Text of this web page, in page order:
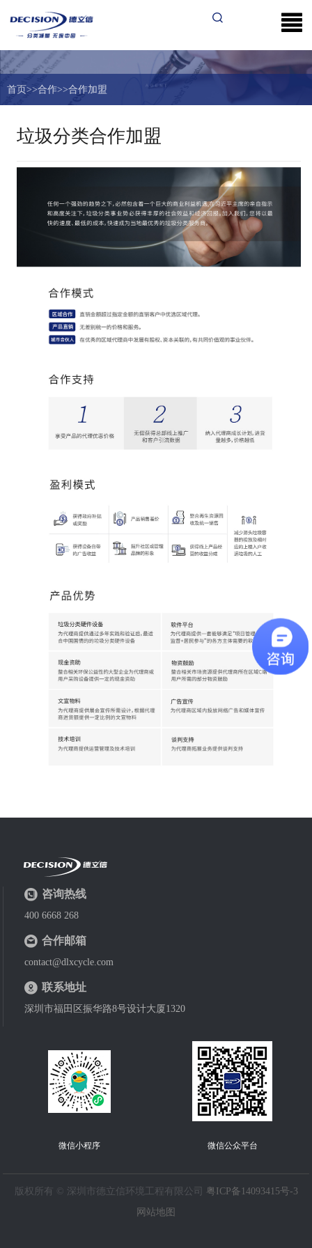
首页>>合作>>合作加盟
垃圾分类合作加盟
咨询热线
400 6668 268
合作邮箱
contact@dlxcycle.com
联系地址
深圳市福田区振华路8号设计大厦1320
微信公众平台
微信小程序
版权所有 © 深圳市德立信环境工程有限公司
粤ICP备14093415号-3
网站地图